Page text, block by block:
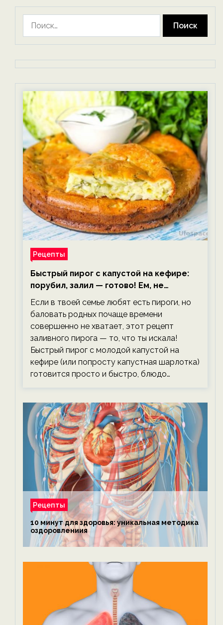
Рецепты
Быстрый пирог с капустой на кефире:
порубил, залил — готово! Ем, не
тревожась о фигуре!
Если в твоей семье любят есть пироги, но
баловать родных почаще времени
совершенно не хватает, этот рецепт
заливного пирога — то, что ты искала!
Быстрый пирог с молодой капустой на
кефире (или попросту капустная шарлотка)
готовится просто и быстро, блюдо…
Рецепты
10 минут для здоровья: уникальная методика
оздоровлениия